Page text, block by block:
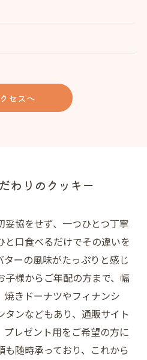
セスへ
わりのクッキー
協をせず、一つひとつ丁寧
と口食べるだけでその違いを
ーの風味がたっぷりと感じ
子様からご年配の方まで、幅
きドーナツやフィナンシ
タンなどもあり、通販サイト
レゼント用をご希望の方に
随時承っており、これから